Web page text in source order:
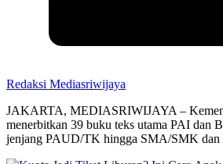
Redaksi Mediasriwijaya
JAKARTA, MEDIASRIWIJAYA –
menerbitkan 39 buku teks utama PAI dan
jenjang PAUD/TK hingga SMA/SMK dan